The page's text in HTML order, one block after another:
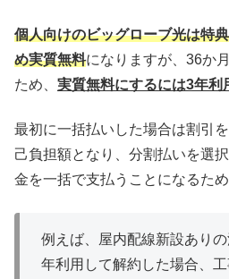
個人向けのビッグローブ光は特
め実質無料になりますが、36か
ため、 実質無料にするには3年利
最初に一括払いした場合は割引
己負担額となり、分割払いを選
金を一括で支払うことになるた
例えば、屋内配線新設あり
年利用して解約した場合、